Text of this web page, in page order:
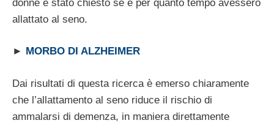
donne è stato chiesto se e per quanto tempo avessero
allattato al seno.
► MORBO DI ALZHEIMER
Dai risultati di questa ricerca è emerso chiaramente
che l’allattamento al seno riduce il rischio di
ammalarsi di demenza, in maniera direttamente